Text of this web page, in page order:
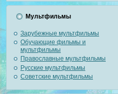
Мультфильмы
Зарубежные мультфильмы
Обучающие фильмы и
мультфильмы
Православные мультфильмы
Русские мультфильмы
Советские мультфильмы